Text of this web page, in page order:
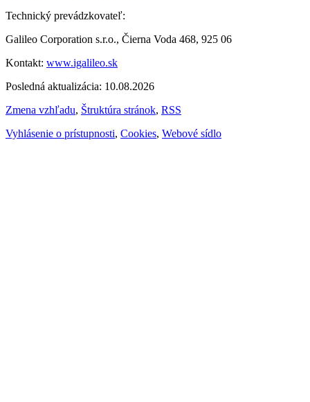
Technický prevádzkovateľ:
Galileo Corporation s.r.o., Čierna Voda 468, 925 06
Kontakt: www.igalileo.sk
Posledná aktualizácia: 10.08.2026
Zmena vzhľadu, Štruktúra stránok, RSS
Vyhlásenie o prístupnosti, Cookies, Webové sídlo